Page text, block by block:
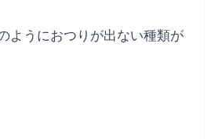
ようにおつりが出ない種類が